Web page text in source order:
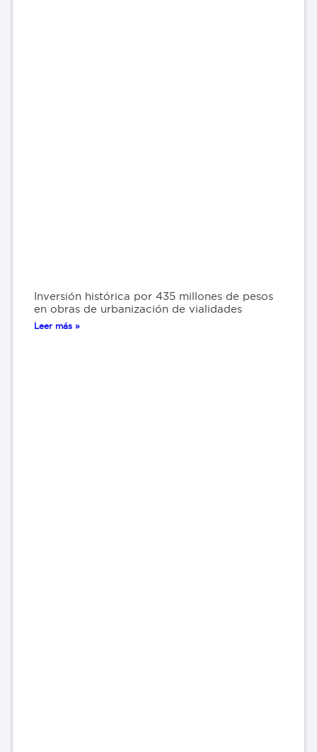
Inversión histórica por 435 millones de pesos
en obras de urbanización de vialidades
Leer más »